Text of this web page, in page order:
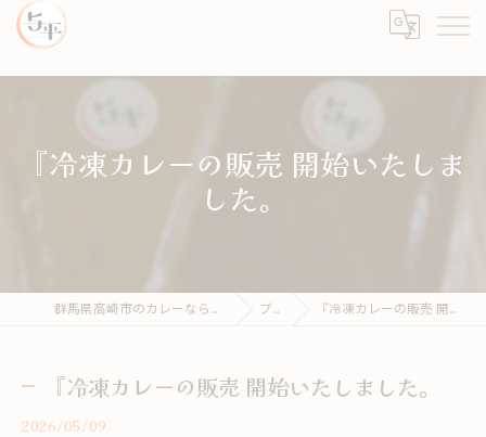
『冷凍カレーの販売 開始いたしま
した。
群馬県高崎市のカレーならカレーとライス 与平 ブログ 『冷凍カレーの販売 開始いたしました。
『冷凍カレーの販売 開始いたしました。
2026/05/09